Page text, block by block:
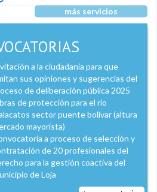
más servicios
a la ciudadanía para que
sus opiniones y sugerencias del
de deliberación pública 2025
de protección para el río
sector puente bolívar (altura
mayorista)
a proceso de selección y
de 20 profesionales del
para la gestión coactiva del
de Loja